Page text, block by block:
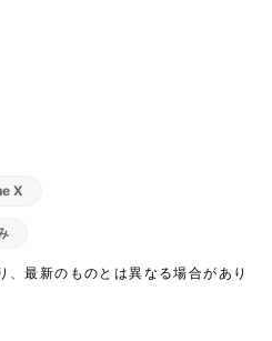
X
最新のものとは異なる場合があり